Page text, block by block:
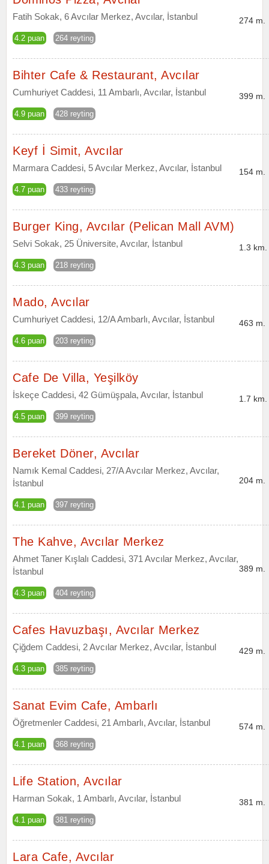
Fatih Sokak, 6 Avcılar Merkez, Avcılar, İstanbul
4.2 puan 264 reyting
274 m.
Bihter Cafe & Restaurant, Avcılar
Cumhuriyet Caddesi, 11 Ambarlı, Avcılar, İstanbul
4.9 puan 428 reyting
399 m.
Keyf İ Simit, Avcılar
Marmara Caddesi, 5 Avcılar Merkez, Avcılar, İstanbul
4.7 puan 433 reyting
154 m.
Burger King, Avcılar (Pelican Mall AVM)
Selvi Sokak, 25 Üniversite, Avcılar, İstanbul
4.3 puan 218 reyting
1.3 km.
Mado, Avcılar
Cumhuriyet Caddesi, 12/A Ambarlı, Avcılar, İstanbul
4.6 puan 203 reyting
463 m.
Cafe De Villa, Yeşilköy
İskeçe Caddesi, 42 Gümüşpala, Avcılar, İstanbul
4.5 puan 399 reyting
1.7 km.
Bereket Döner, Avcılar
Namık Kemal Caddesi, 27/A Avcılar Merkez, Avcılar,
İstanbul
4.1 puan 397 reyting
204 m.
The Kahve, Avcılar Merkez
Ahmet Taner Kışlalı Caddesi, 371 Avcılar Merkez, Avcılar,
İstanbul
4.3 puan 404 reyting
389 m.
Cafes Havuzbaşı, Avcılar Merkez
Çiğdem Caddesi, 2 Avcılar Merkez, Avcılar, İstanbul
4.3 puan 385 reyting
429 m.
Sanat Evim Cafe, Ambarlı
Öğretmenler Caddesi, 21 Ambarlı, Avcılar, İstanbul
4.1 puan 368 reyting
574 m.
Life Station, Avcılar
Harman Sokak, 1 Ambarlı, Avcılar, İstanbul
4.1 puan 381 reyting
381 m.
Lara Cafe, Avcılar